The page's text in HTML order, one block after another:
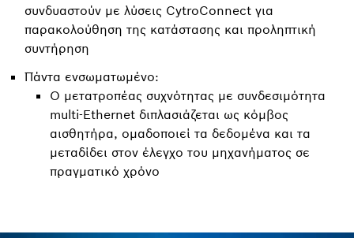
συνδυαστούν με λύσεις CytroConnect για
παρακολούθηση της κατάστασης και προληπτική
συντήρηση
Πάντα ενσωματωμένο:
Ο μετατροπέας συχνότητας με συνδεσιμότητα
multi-Ethernet διπλασιάζεται ως κόμβος
αισθητήρα, ομαδοποιεί τα δεδομένα και τα
μεταδίδει στον έλεγχο του μηχανήματος σε
πραγματικό χρόνο